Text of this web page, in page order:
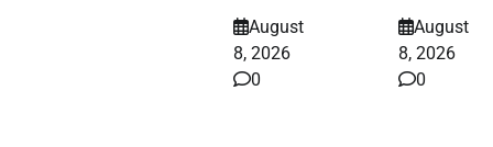
August
8, 2026
0
August
8, 2026
0